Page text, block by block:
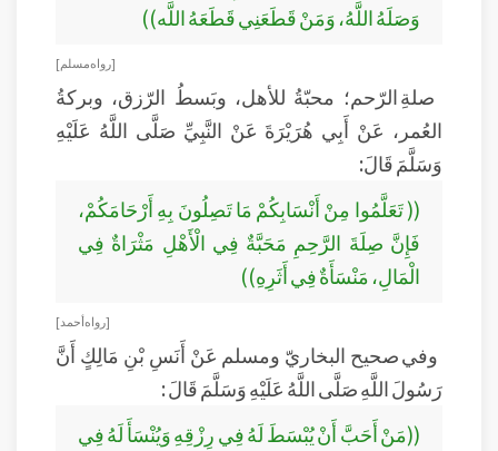
وَصَلَهُ اللَّهُ، وَمَنْ قَطَعَنِي قَطَعَهُ اللَّه))
[رواه مسلم]
صلةِ الرّحم؛ محبّةُ للأهل، وبَسطُ الرّزق، وبركةُ
العُمر، عَنْ أَبِي هُرَيْرَةَ عَنْ النَّبِيِّ صَلَّى اللَّهُ عَلَيْهِ
وَسَلَّمَ قَالَ:
(( تَعَلَّمُوا مِنْ أَنْسَابِكُمْ مَا تَصِلُونَ بِهِ أَرْحَامَكُمْ،
فَإِنَّ صِلَةَ الرَّحِمِ مَحَبَّةٌ فِي الْأَهْلِ مَثْرَاةٌ فِي
الْمَالِ، مَنْسَأَةٌ فِي أَثَرِهِ))
[رواه أحمد ]
وفي صحيح البخاريّ ومسلم عَنْ أَنَسِ بْنِ مَالِكٍ أَنَّ
رَسُولَ اللَّهِ صَلَّى اللَّهُ عَلَيْهِ وَسَلَّمَ قَالَ :
((مَنْ أَحَبَّ أَنْ يُبْسَطَ لَهُ فِي رِزْقِهِ وَيُنْسَأَ لَهُ فِي